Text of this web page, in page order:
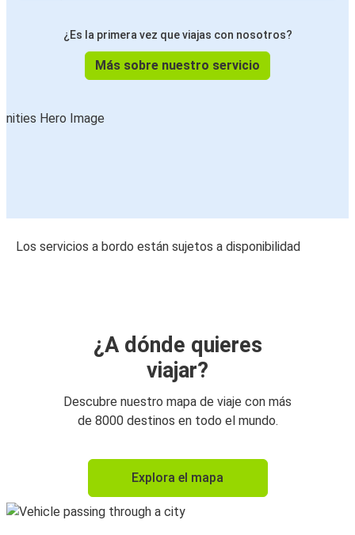
¿Es la primera vez que viajas con nosotros?
Más sobre nuestro servicio
Los servicios a bordo están sujetos a disponibilidad
¿A dónde quieres
viajar?
Descubre nuestro mapa de viaje con más
de 8000 destinos en todo el mundo.
Explora el mapa